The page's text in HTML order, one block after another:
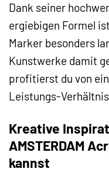
Dank seiner
ergiebigen Formel
Marker besonders
Kunstwerke damit
profitierst du von
Leistungs-
Kreative
AMSTERDAM
kannst